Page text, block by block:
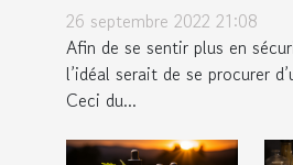
26 septembre 2022 21:08
Afin de se sentir plus en
l’idéal serait de se procurer
Ceci du...